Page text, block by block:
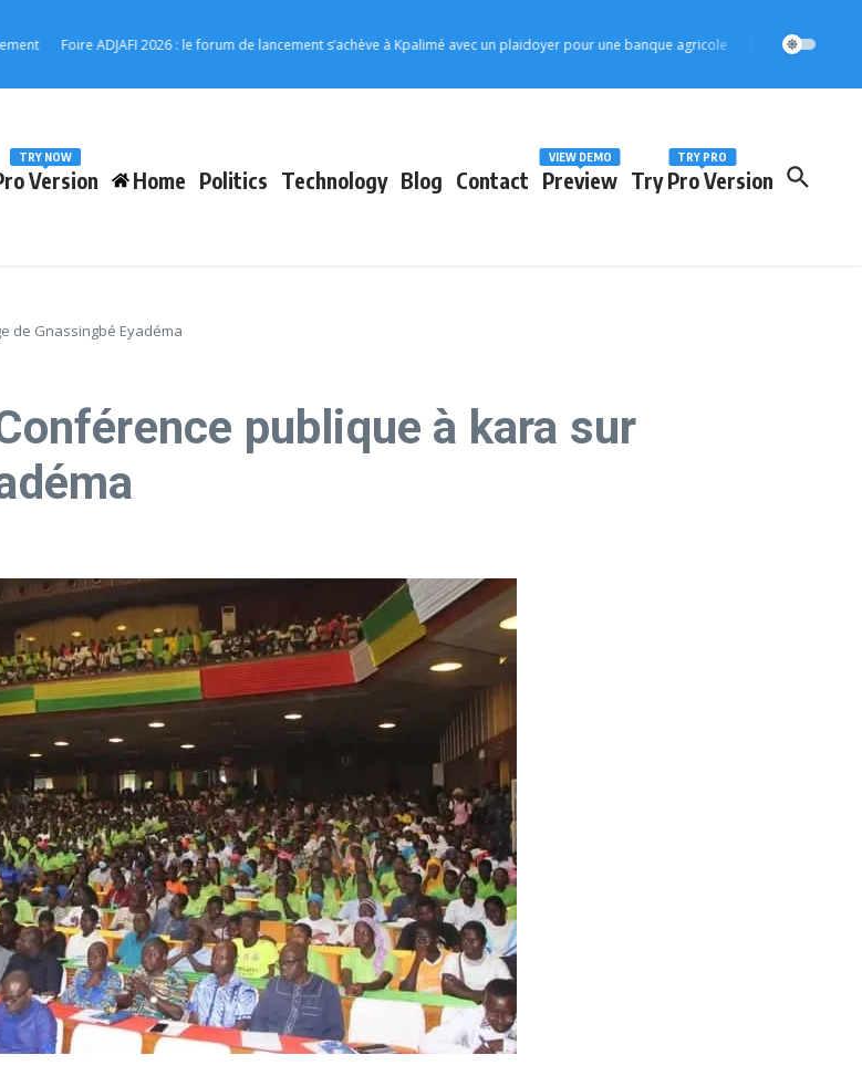
Foire ADJAFI 2026 : le forum de lancement s’achève à Kpalimé avec un plaidoyer pour une banque agricole Protection de l’enfance
Version
TRY NOW
Home Politics Technology Blog Contact Preview
VIEW DEMO
Try Pro Version
TRY PRO
de Gnassingbé Eyadéma
publique à kara sur